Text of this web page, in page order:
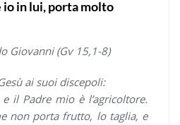
io in lui, porta molto
Giovanni (Gv 15,1-8)
ai suoi discepoli:
il Padre mio è l’agricoltore.
non porta frutto, lo taglia, e